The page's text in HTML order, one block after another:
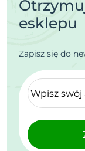
esklepu
Zapisz się do